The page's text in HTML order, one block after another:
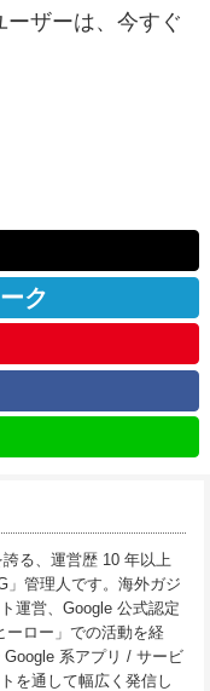
ーザーは、今すぐ
ク
る、運営歴 10 年以上
」管理人です。海外ガジ
運営、Google 公式認定
ーロー」での活動を経
系アプリ / サービ
を通して幅広く発信し